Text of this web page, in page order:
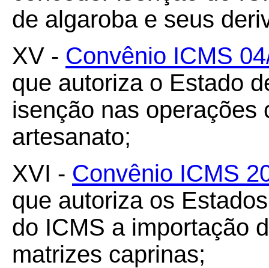
de algaroba e seus
XV - Convênio ICMS
que autoriza o Estado
isenção nas operações
artesanato;
XVI - Convênio ICMS
que autoriza os
do ICMS a importação
matrizes caprinas;